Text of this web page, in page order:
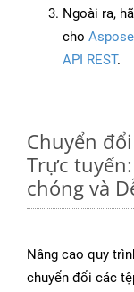
Ngoài ra,
cho
API REST.
Chuyển
Trực
chóng và
Nâng cao quy
chuyển đổi các